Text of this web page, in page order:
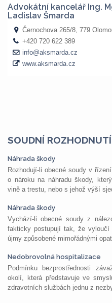
SOUDNÍ ROZHODNUTÍ
Náhrada škody
Rozhodují-li obecné soudy v
o nároku na náhradu škody,
vině a trestu, nebo s jehož výší
Náhrada škody
Vychází-li obecné soudy z
fakticky postupují tak, že vyloučí
újmy způsobené mimořádnými
Nedobrovolná hospitalizace
Podmínku bezprostřednosti
okolí, která představuje ve
zdravotních službách jednu z